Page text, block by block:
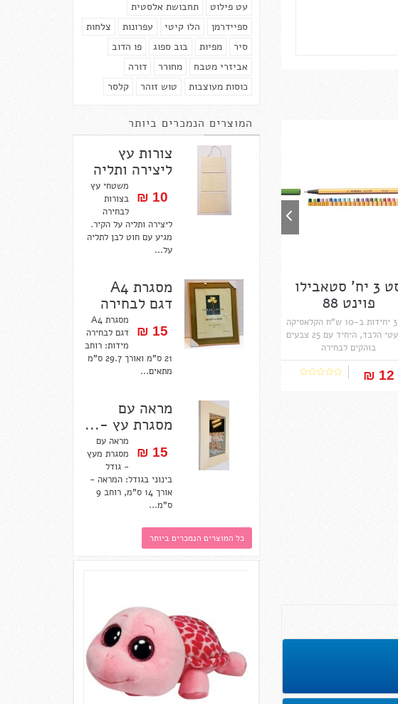
עט פילוט
תחבושת אלסטית
ספיידרמן
הלו קיטי עפרונות
צלחות
סיר
מפיות בוב ספוג
פו הדוב
אביזרי מטבח
מחורר
דורה
כוסות מעוצבות
טוש זוהר קלסר
המוצרים הנמכרים ביותר
צורות עץ
ליצירה ותליה
10 ₪‎
משטחי עץ
בצורות
לבחירה
ליצירה ותליה על הקיר.
מגיע עם חוט לבן לתליה
על...
מסגרת A4
דגם לבחירה
15 ₪‎
מסגרת A4
דגם לבחירה
מידות: רוחב
21 ס"מ ואורך 29.7 ס"מ
מתאים...
מראה עם
מסגרת עץ -...
15 ₪‎
מראה עם
מסגרת מעץ
- גודל
בינוני בגודל: המראה -
אורך 14 ס"מ, רוחב 9
ס"מ...
כל המוצרים הנמכרים ביותר
סט 3 יח' סטאבילו
פוינט 88
סט 3 יחידות ב-10 ש"ח הקלאסיקה
של עטי הלבד, היחיד עם 25 צבעים
בוהקים לבחירה
12 ₪‎